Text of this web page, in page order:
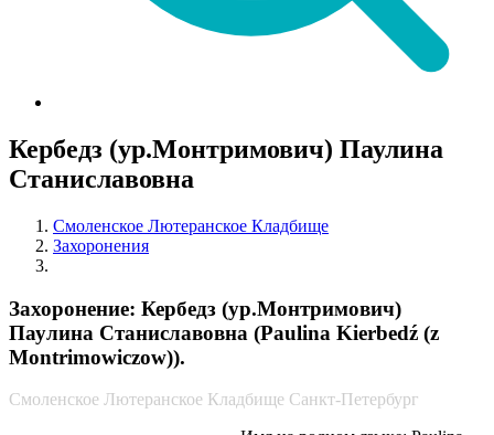
Кербедз (ур.Монтримович) Паулина
Станиславовна
Смоленское Лютеранское Кладбище
Захоронения
Захоронение: Кербедз (ур.Монтримович)
Паулина Станиславовна (Paulina Kierbedź (z
Montrimowiczow)).
Смоленское Лютеранское Кладбище Санкт-Петербург